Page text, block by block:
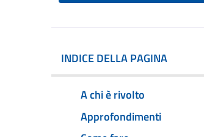
INDICE DELLA PAGINA
A chi è rivolto
Approfondimenti